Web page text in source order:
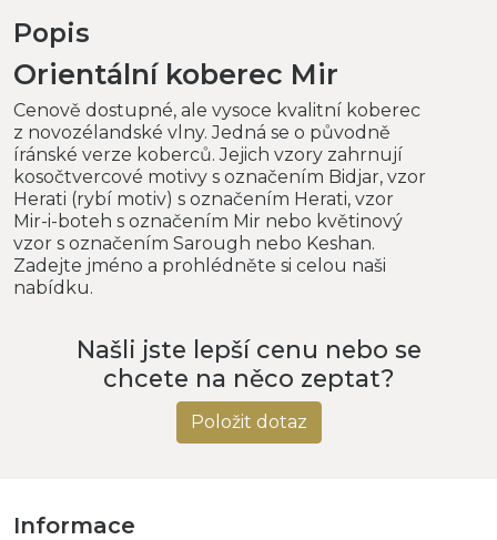
Popis
Orientální koberec Mir
Cenově dostupné, ale vysoce kvalitní koberec
z novozélandské vlny. Jedná se o původně
íránské verze koberců. Jejich vzory zahrnují
kosočtvercové motivy s označením Bidjar, vzor
Herati (rybí motiv) s označením Herati, vzor
Mir-i-boteh s označením Mir nebo květinový
vzor s označením Sarough nebo Keshan.
Zadejte jméno a prohlédněte si celou naši
nabídku.
Našli jste lepší cenu nebo se
chcete na něco zeptat?
Položit dotaz
Informace